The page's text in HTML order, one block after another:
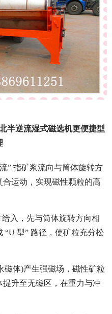
半逆流湿式磁选机更便捷型
” 指矿浆流向与筒体旋转方
运动，实现磁性颗粒的高
入，先与筒体旋转方向相
“U 型” 路径，使矿粒充分松
磁体)产生强磁场，磁性矿粒
升至无磁区，在重力与冲